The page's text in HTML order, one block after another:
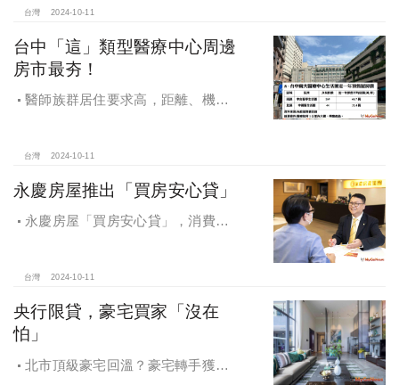
台灣 2024-10-11
台中「這」類型醫療中心周邊
房市最夯！
醫師族群居住要求高，距離、機能
台灣 2024-10-11
永慶房屋推出「買房安心貸」
永慶房屋「買房安心貸」，消費者
產交易安全
台灣 2024-10-11
央行限貸，豪宅買家「沒在
怕」
北市頂級豪宅回溫？豪宅轉手獲利